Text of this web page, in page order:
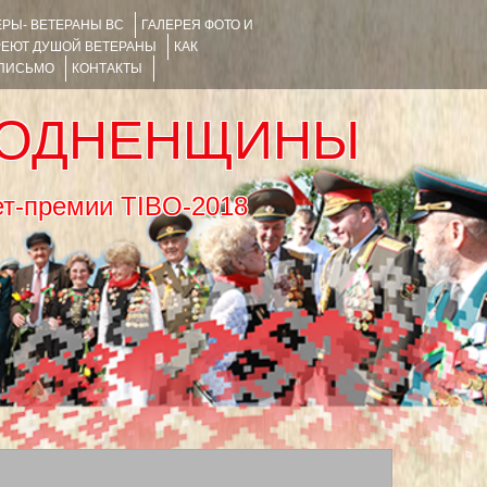
ВЕТЕРАНЫ ВС
ГАЛЕРЕЯ ФОТО И
ДУШОЙ ВЕТЕРАНЫ
КАК
КОНТАКТЫ
премии TIBO-2018